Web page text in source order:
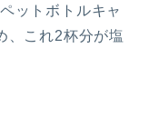
ットボトルキャ
、これ2杯分が塩